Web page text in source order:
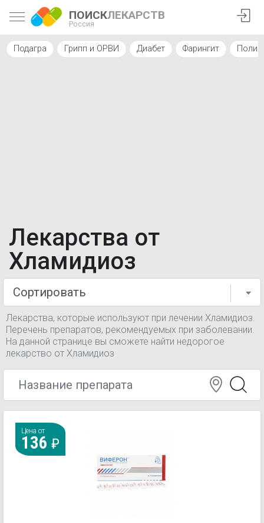
ПОИСКЛЕКАРСТВ
Россия
Подагра Грипп и ОРВИ Диабет Фарингит
Лекарства от
Хламидиоз
Лекарства, которые используют при лечении Хламидиоз.
Перечень препаратов, рекомендуемых при заболевании.
На данной странице вы сможете найти недорогое
лекарство от Хламидиоз
Цена от
136